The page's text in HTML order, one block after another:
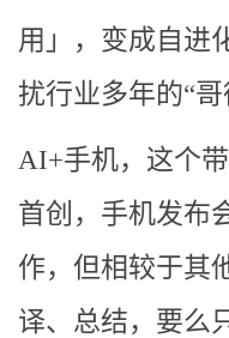
用」，变成自进
扰行业多年的“哥
AI+手机，这个
首创，手机发布
作，但相较于其
译、总结，要么